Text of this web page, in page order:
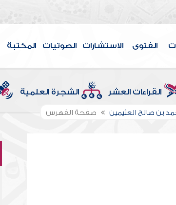
الفتوى الاستشارات الصوتيات المكتبة
القراءات العشر الشجرة العلمية
بن صالح العثيمين صفحة الفهرس